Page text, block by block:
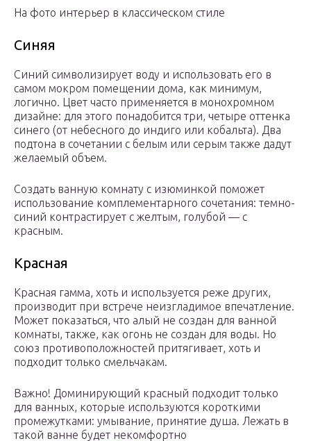
На фото интерьер в классическом стиле
Синяя
Синий символизирует воду и использовать его в
самом мокром помещении дома, как минимум,
логично. Цвет часто применяется в монохромном
дизайне: для этого понадобится три, четыре оттенка
синего (от небесного до индиго или кобальта). Два
подтона в сочетании с белым или серым также дадут
желаемый объем.
Создать ванную комнату с изюминкой поможет
использование комплементарного сочетания: темно-
синий контрастирует с желтым, голубой — с
красным.
Красная
Красная гамма, хоть и используется реже других,
производит при встрече неизгладимое впечатление.
Может показаться, что алый не создан для ванной
комнаты, также, как огонь не создан для воды. Но
союз противоположностей притягивает, хоть и
подходит только смельчакам.
Важно! Доминирующий красный подходит только
для ванных, которые используются короткими
промежутками: умывание, принятие душа. Лежать в
такой ванне будет некомфортно